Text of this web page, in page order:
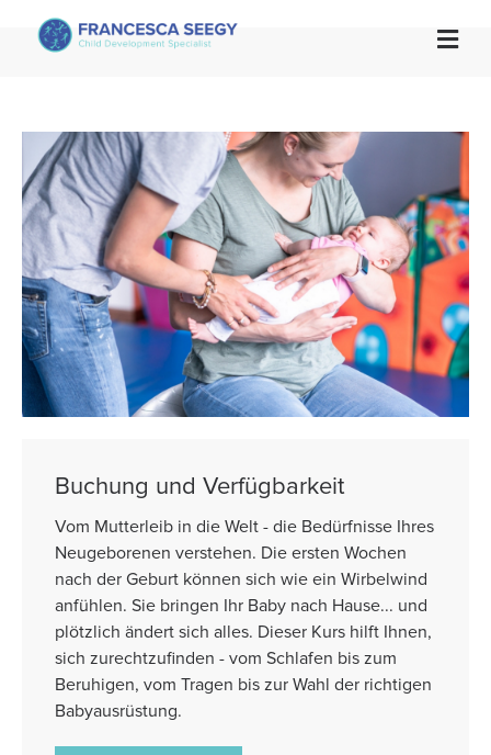

Buchung und Verfügbarkeit
Vom Mutterleib in die Welt - die Bedürfnisse Ihres
Neugeborenen verstehen. Die ersten Wochen
nach der Geburt können sich wie ein Wirbelwind
anfühlen. Sie bringen Ihr Baby nach Hause... und
plötzlich ändert sich alles. Dieser Kurs hilft Ihnen,
sich zurechtzufinden - vom Schlafen bis zum
Beruhigen, vom Tragen bis zur Wahl der richtigen
Babyausrüstung.